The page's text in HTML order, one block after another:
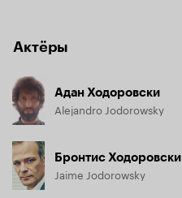
Актёры
Адан Ходоровски
Alejandro Jodorowsky
Бронтис Ходоровски
Jaime Jodorowsky